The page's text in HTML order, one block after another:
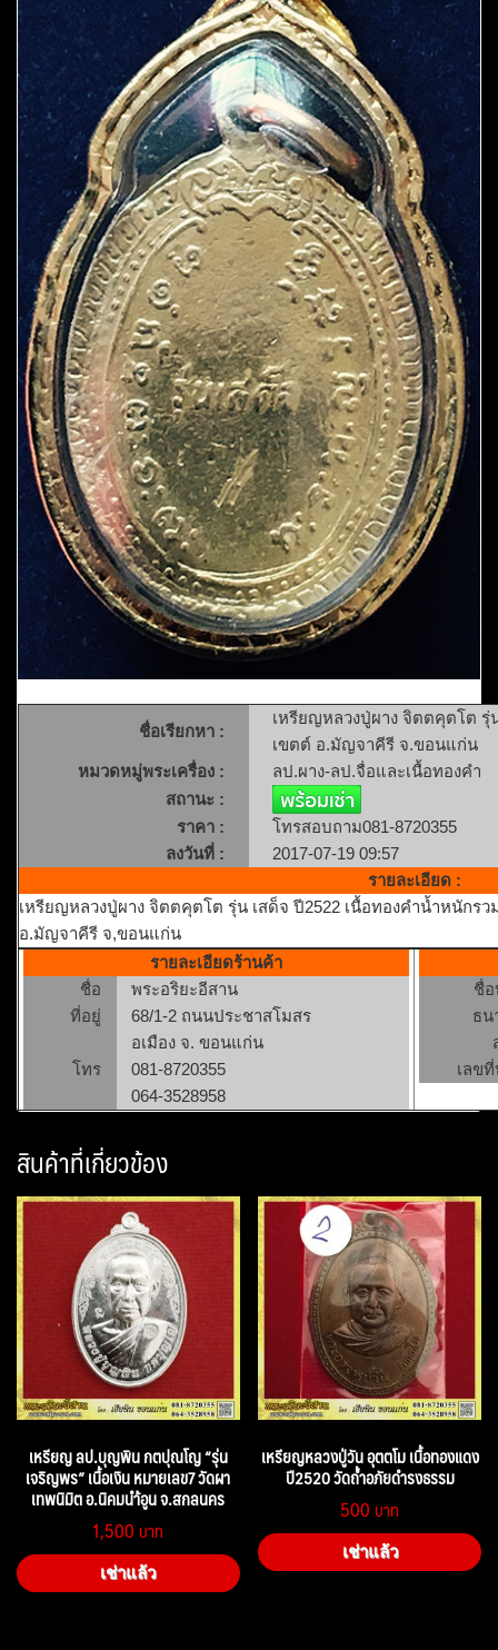
ชื่อเรียกหา :
เหรียญหลวงปู่ผาง จิตตคุตโต รุ่
เขตต์ อ.มัญจาคีรี จ.ขอนแก่น
หมวดหมู่พระเครื่อง :
ลป.ผาง-ลป.จื่อและเนื้อทองคำ
สถานะ :
ราคา :
โทรสอบถาม081-8720355
ลงวันที่ :
2017-07-19 09:57
รายละเอียด :
เหรียญหลวงปู่ผาง จิตตคุตโต รุ่น เสด็จ ปี2522 เนื้อทองคำน้ำหนักร
อ.มัญจาคีรี จ,ขอนแก่น
รายละเอียดร้านค้า
ชื่อ
พระอริยะอีสาน
ที่อยู่
68/1-2 ถนนประชาสโมสร
อเมือง จ. ขอนแก่น
โทร
081-8720355
064-3528958
ชื่
ธน
เลข
สินค้าที่เกี่ยวข้อง
เหรียญ ลป.บุญพิน กตปุณโญ “รุ่น
เจริญพร” เนื้อเงิน หมายเลข7 วัดผา
เทพนิมิต อ.นิคมนำ้อูน จ.สกลนคร
1,500
เช่าแล้ว
เหรียญหลวงปู่วัน อุตตโม เนื้อทองแดง
ปี2520 วัดถ้ำอภัยดำรงธรรม
500
เช่าแล้ว